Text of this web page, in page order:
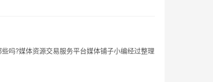
吗?媒体资源交易服务平台媒体铺子小编经过整理